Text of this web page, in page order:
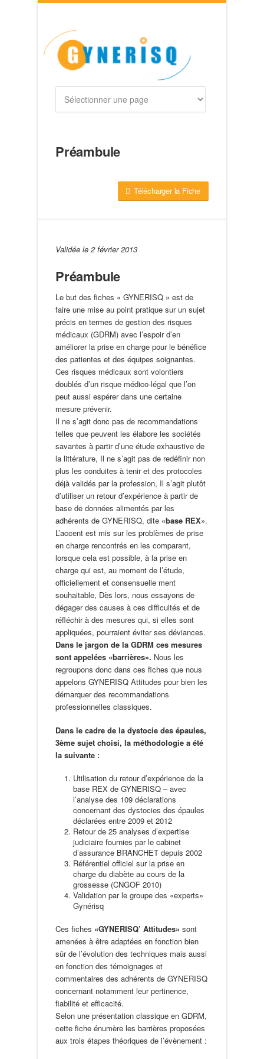
Préambule
Télécharger la Fiche
Validée le 2 février 2013
Préambule
Le but des fiches « GYNERISQ » est de
faire une mise au point pratique sur un sujet
précis en termes de gestion des risques
médicaux (GDRM) avec l’espoir d’en
améliorer la prise en charge pour le bénéfice
des patientes et des équipes soignantes.
Ces risques médicaux sont volontiers
doublés d’un risque médico-légal que l’on
peut aussi espérer dans une certaine
mesure prévenir.
Il ne s’agit donc pas de recommandations
telles que peuvent les élabore les sociétés
savantes à partir d’une étude exhaustive de
la littérature, Il ne s’agit pas de redéfinir non
plus les conduites à tenir et des protocoles
déjà validés par la profession, Il s’agit plutôt
d’utiliser un retour d’expérience à partir de
base de données alimentés par les
adhérents de GYNERISQ, dite «base REX».
L’accent est mis sur les problèmes de prise
en charge rencontrés en les comparant,
lorsque cela est possible, à la prise en
charge qui est, au moment de l’étude,
officiellement et consensuelle ment
souhaitable, Dès lors, nous essayons de
dégager des causes à ces difficultés et de
réfléchir à des mesures qui, si elles sont
appliquées, pourraient éviter ses déviances.
Dans le jargon de la GDRM ces mesures
sont appelées «barrières». Nous les
regroupons donc dans ces fiches que nous
appelons GYNERISQ Attitudes pour bien les
démarquer des recommandations
professionnelles classiques.
Dans le cadre de la dystocie des épaules,
3ème sujet choisi, la méthodologie a été
la suivante :
Utilisation du retour d’expérience de la
base REX de GYNERISQ – avec
l’analyse des 109 déclarations
concernant des dystocies des épaules
déclarées entre 2009 et 2012
Retour de 25 analyses d’expertise
judiciaire fournies par le cabinet
d’assurance BRANCHET depuis 2002
Référentiel officiel sur la prise en
charge du diabète au cours de la
grossesse (CNGOF 2010)
Validation par le groupe des «experts»
Gynérisq
Ces fiches «GYNERISQ’ Attitudes» sont
amenées à être adaptées en fonction bien
sûr de l’évolution des techniques mais aussi
en fonction des témoignages et
commentaires des adhérents de GYNERISQ
concernant notamment leur pertinence,
fiabilité et efficacité.
Selon une présentation classique en GDRM,
cette fiche énumère les barrières proposées
aux trois étapes théoriques de l’évènement :